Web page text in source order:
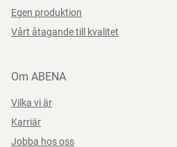
Egen produktion
Vårt åtagande till kvalitet
Om ABENA
Vilka vi är
Karriär
Jobba hos oss